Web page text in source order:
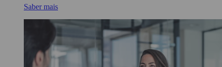
Saber mais